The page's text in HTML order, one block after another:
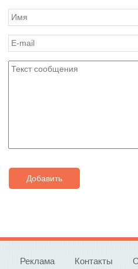
Добавить
Реклама Контакты